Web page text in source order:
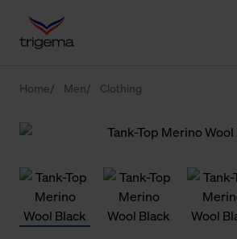
Home Men Clothing